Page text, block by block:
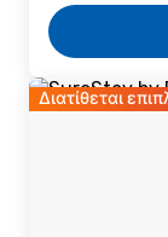
Διατίθεται